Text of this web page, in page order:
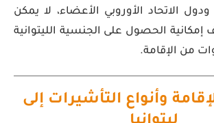
ودول الاتحاد الأوروبي الأعضاء، لا يمكن
إمكانية الحصول على الجنسية الليتوانية
من الإقامة.
وأنواع التأشيرات إلى